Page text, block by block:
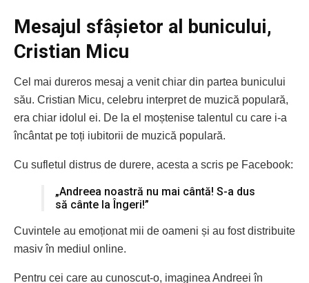
Mesajul sfâșietor al bunicului,
Cristian Micu
Cel mai dureros mesaj a venit chiar din partea bunicului
său. Cristian Micu, celebru interpret de muzică populară,
era chiar idolul ei. De la el moștenise talentul cu care i-a
încântat pe toți iubitorii de muzică populară.
Cu sufletul distrus de durere, acesta a scris pe Facebook:
„Andreea noastră nu mai cântă! S-a dus
să cânte la Îngeri!”
Cuvintele au emoționat mii de oameni și au fost distribuite
masiv în mediul online.
Pentru cei care au cunoscut-o, imaginea Andreei în